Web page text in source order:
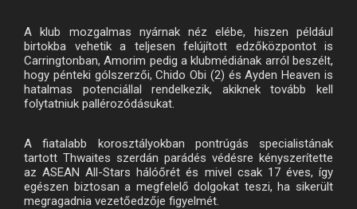
A klub mozgalmas nyárnak néz elébe, hiszen például
birtokba vehetik a teljesen felújított edzőközpontot is
Carringtonban, Amorim pedig a klubmédiának arról beszélt,
hogy pénteki gólszerzői, Chido Obi (2) és Ayden Heaven is
hatalmas potenciállal rendelkezik, akiknek tovább kell
folytatniuk pallérozódásukat.
A fiatalabb korosztályokban pontrúgás specialistának
tartott Thwaites szerdán parádés védésre kényszerítette
az ASEAN All-Stars hálóőrét és mivel csak 17 éves, így
egészen biztosan a megfelelő dolgokat teszi, ha sikerült
megragadnia vezetőedzője figyelmét.